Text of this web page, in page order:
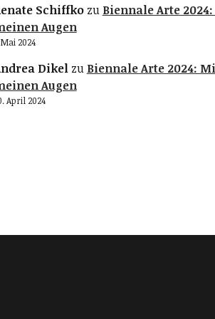
Schiffkozu Biennale Arte
Augen
Mai 2024
Dikelzu Biennale Arte 2024:
Augen
April 2024